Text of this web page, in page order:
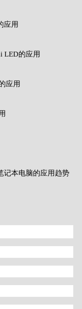
应用
LED的应用
应用
记本电脑的应用趋势